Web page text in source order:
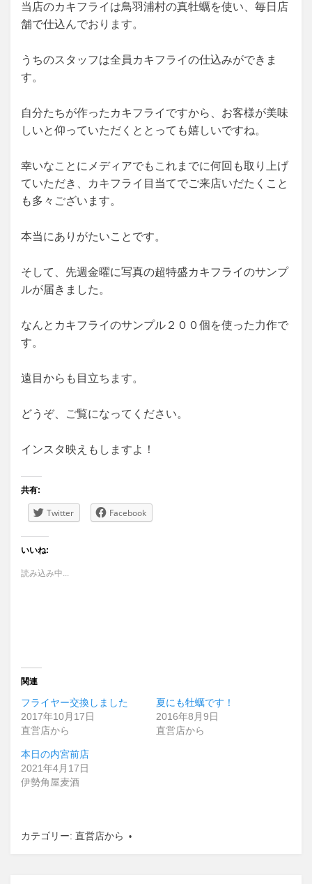
当店のカキフライは鳥羽浦村の真牡蠣を使い、毎日店
舗で仕込んでおります。
うちのスタッフは全員カキフライの仕込みができま
す。
自分たちが作ったカキフライですから、お客様が美味
しいと仰っていただくととっても嬉しいですね。
幸いなことにメディアでもこれまでに何回も取り上げ
ていただき、カキフライ目当てでご来店いだたくこと
も多々ございます。
本当にありがたいことです。
そして、先週金曜に写真の超特盛カキフライのサンプ
ルが届きました。
なんとカキフライのサンプル２００個を使った力作で
す。
遠目からも目立ちます。
どうぞ、ご覧になってください。
インスタ映えもしますよ！
共有:
Twitter Facebook
いいね:
読み込み中...
関連
フライヤー交換しました
2017年10月17日
直営店から
夏にも牡蠣です！
2016年8月9日
直営店から
本日の内宮前店
2021年4月17日
伊勢角屋麦酒
カテゴリー: 直営店から